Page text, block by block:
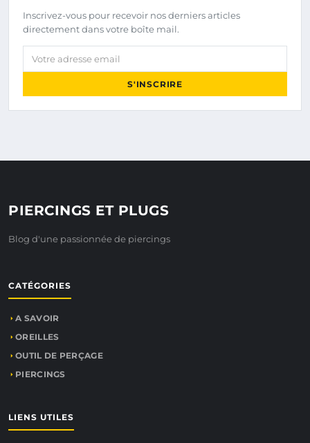
Inscrivez-vous pour recevoir nos derniers articles
directement dans votre boîte mail.
Votre adresse email
S'INSCRIRE
PIERCINGS ET PLUGS
Blog d'une passionnée de piercings
CATÉGORIES
A SAVOIR
OREILLES
OUTIL DE PERÇAGE
PIERCINGS
LIENS UTILES